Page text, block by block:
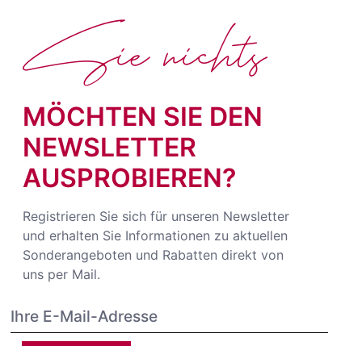
MÖCHTEN SIE DEN
NEWSLETTER
AUSPROBIEREN?
Registrieren Sie sich für unseren Newsletter
und erhalten Sie Informationen zu aktuellen
Sonderangeboten und Rabatten direkt von
uns per Mail.
Sie nichts